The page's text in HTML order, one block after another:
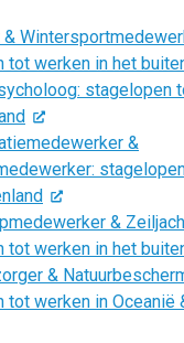
tot werken in het
stagelopen
&
&
tot werken in het
&
tot werken in Oceanië